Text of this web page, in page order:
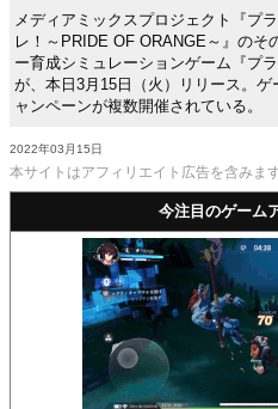
メディアミックスプロジェクト『プ
レ！～PRIDE OF ORANGE～』のそ
ー育成シミュレーションゲーム『プ
が、本日3月15日（火）リリース。
ャンペーンが複数開催されている。
2022年03月15日
本サイトはアフィリエイト広告を含みます
今注目のゲーム